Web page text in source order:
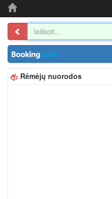
Rėmėjų nuorodos